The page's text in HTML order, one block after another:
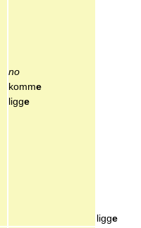
no
komme
ligge
ligge